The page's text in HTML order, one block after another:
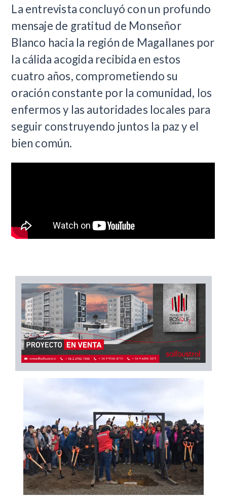
La entrevista concluyó con un profundo
mensaje de gratitud de Monseñor
Blanco hacia la región de Magallanes por
la cálida acogida recibida en estos
cuatro años, comprometiendo su
oración constante por la comunidad, los
enfermos y las autoridades locales para
seguir construyendo juntos la paz y el
bien común.